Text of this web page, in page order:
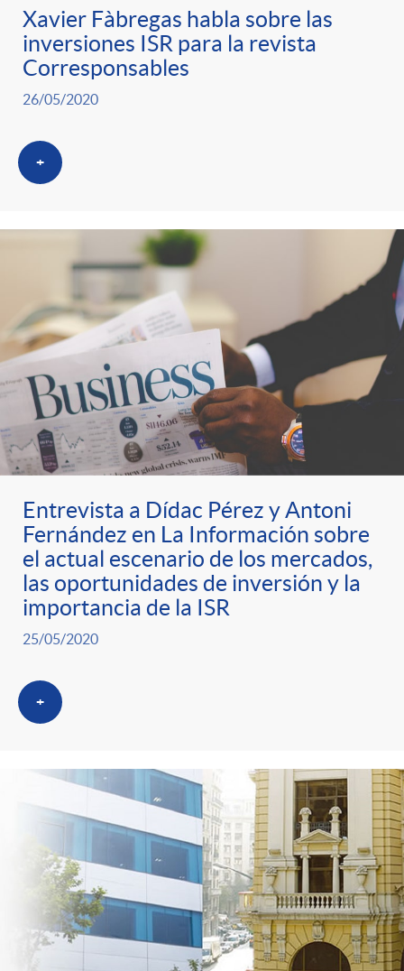
Xavier Fàbregas habla sobre las
inversiones ISR para la revista
Corresponsables
26/05/2020
+
Entrevista a Dídac Pérez y Antoni
Fernández en La Información sobre
el actual escenario de los mercados,
las oportunidades de inversión y la
importancia de la ISR
25/05/2020
+